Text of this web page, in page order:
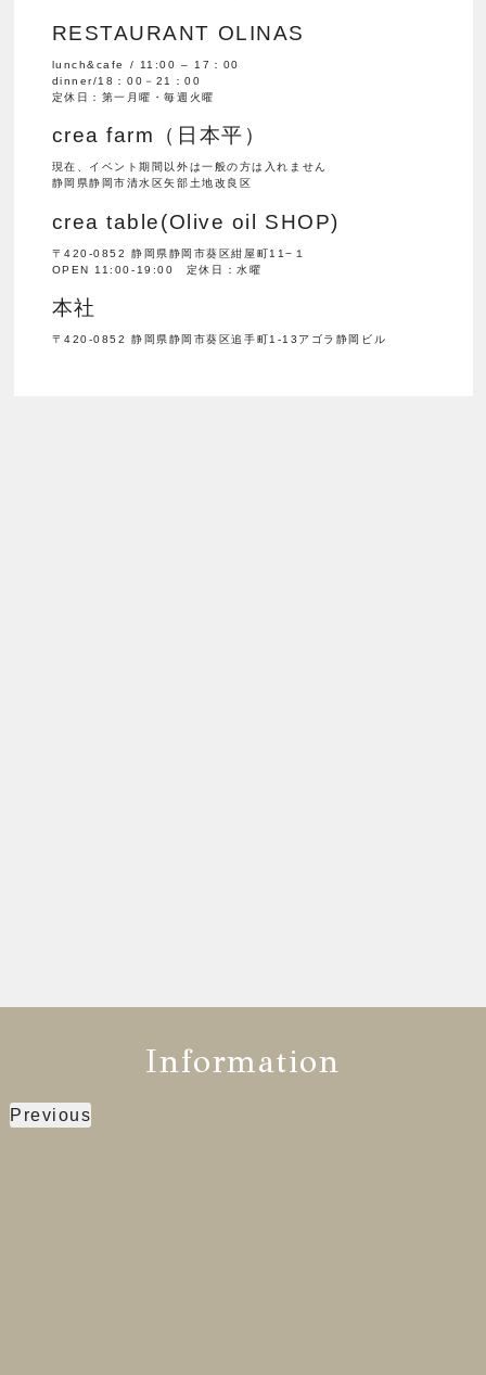
RESTAURANT OLINAS
lunch&cafe / 11:00 – 17：00
dinner/18：00－21：00
定休日：第一月曜・毎週火曜
crea farm（日本平）
現在、イベント期間以外は一般の方は入れません
静岡県静岡市清水区矢部土地改良区
crea table(Olive oil SHOP)
〒420-0852 静岡県静岡市葵区紺屋町11−１
OPEN 11:00-19:00 定休日：水曜
本社
〒420-0852 静岡県静岡市葵区追手町1-13アゴラ静岡ビル
Information
Previous